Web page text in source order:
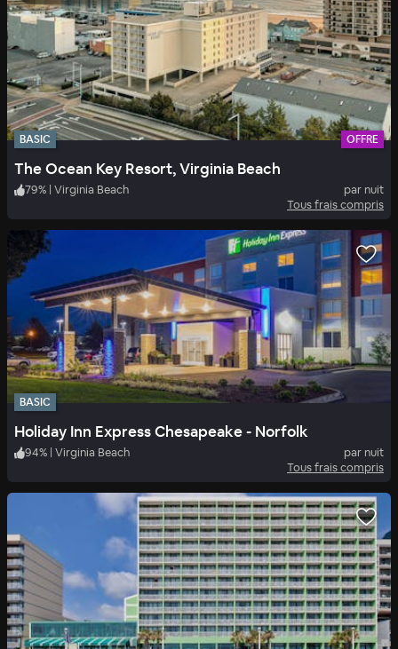
BASIC OFFRE
The Ocean Key Resort, Virginia Beach
79% | Virginia Beach
par nuit
Tous frais compris
BASIC
Holiday Inn Express Chesapeake - Norfolk
94% | Virginia Beach
par nuit
Tous frais compris